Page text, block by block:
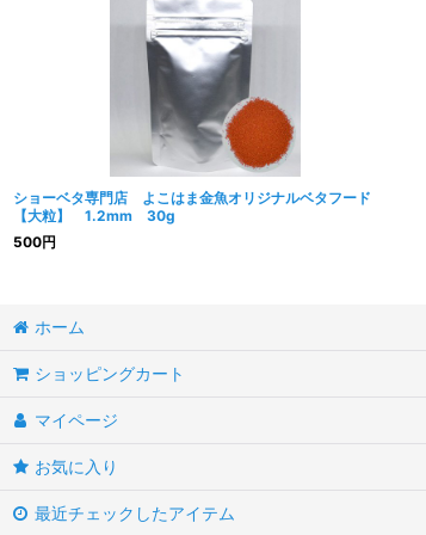
ショーベタ専門店 よこはま金魚オリジナルベタフード
【大粒】 1.2mm 30g
500円
ホーム
ショッピングカート
マイページ
お気に入り
最近チェックしたアイテム